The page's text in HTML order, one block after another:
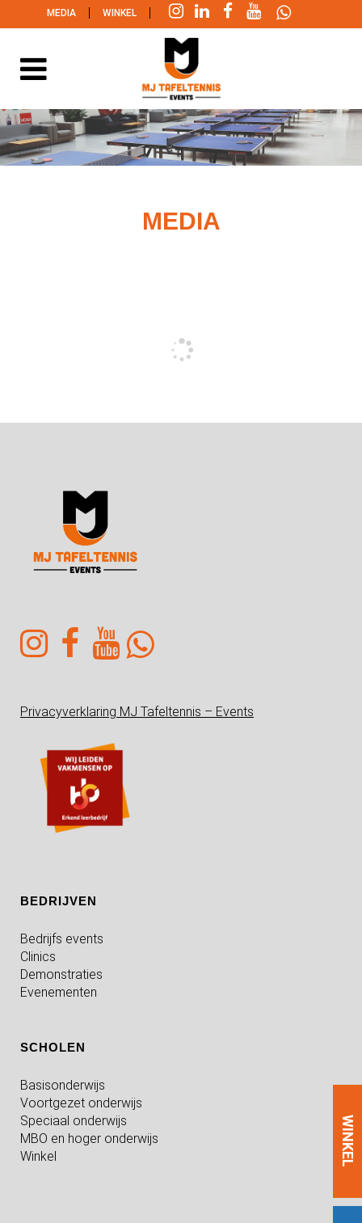
MEDIA | WINKEL |
WINKEL
MEDIA
Privacyverklaring MJ Tafeltennis – Events
BEDRIJVEN
Bedrijfs events
Clinics
Demonstraties
Evenementen
SCHOLEN
Basisonderwijs
Voortgezet onderwijs
Speciaal onderwijs
MBO en hoger onderwijs
Winkel